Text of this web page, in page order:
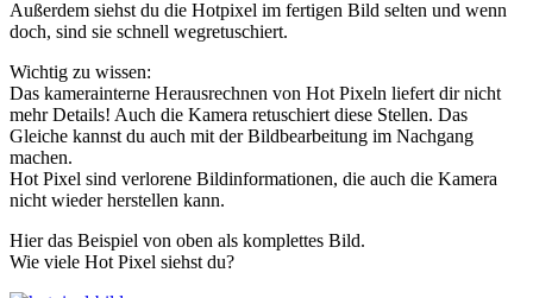
Außerdem siehst du die Hotpixel im fertigen Bild selten und wenn
doch, sind sie schnell wegretuschiert.
Wichtig zu wissen:
Das kamerainterne Herausrechnen von Hot Pixeln liefert dir nicht
mehr Details! Auch die Kamera retuschiert diese Stellen. Das
Gleiche kannst du auch mit der Bildbearbeitung im Nachgang
machen.
Hot Pixel sind verlorene Bildinformationen, die auch die Kamera
nicht wieder herstellen kann.
Hier das Beispiel von oben als komplettes Bild.
Wie viele Hot Pixel siehst du?